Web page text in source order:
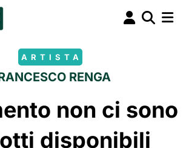
ARTISTA
RENGA
non ci sono
disponibili